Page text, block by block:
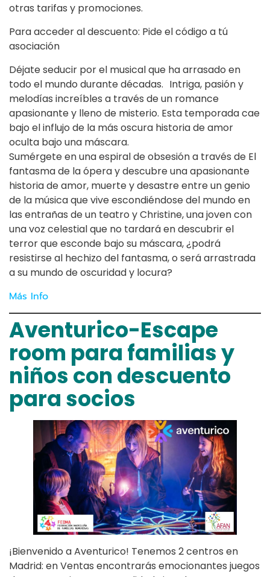
otras tarifas y promociones.
Para acceder al descuento: Pide el código a tú
asociación
Déjate seducir por el musical que ha arrasado en
todo el mundo durante décadas. Intriga, pasión y
melodías increíbles a través de un romance
apasionante y lleno de misterio. Esta temporada cae
bajo el influjo de la más oscura historia de amor
oculta bajo una máscara.
Sumérgete en una espiral de obsesión a través de El
fantasma de la ópera y descubre una apasionante
historia de amor, muerte y desastre entre un genio
de la música que vive escondiéndose del mundo en
las entrañas de un teatro y Christine, una joven con
una voz celestial que no tardará en descubrir el
terror que esconde bajo su máscara, ¿podrá
resistirse al hechizo del fantasma, o será arrastrada
a su mundo de oscuridad y locura?
Más Info
Aventurico-Escape
room para familias y
niños con descuento
para socios
¡Bienvenido a Aventurico! Tenemos 2 centros en
Madrid: en Ventas encontrarás emocionantes juegos